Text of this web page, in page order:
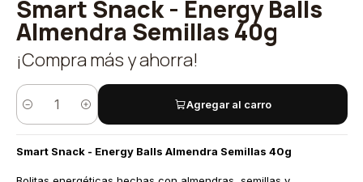
Smart Snack - Energy Balls
Almendra Semillas 40g
¡Compra más y ahorra!
Cantidad
Agregar al carro
Smart Snack - Energy Balls Almendra Semillas 40g